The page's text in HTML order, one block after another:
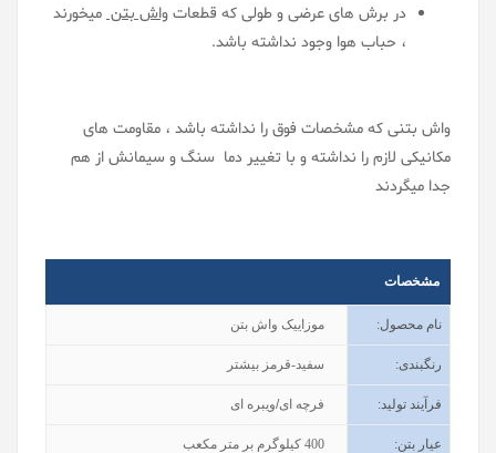
در برش های عرضی و طولی که قطعاتواش بتنمیخورند
، حباب هوا وجود نداشته باشد.
واش بتنی که مشخصات فوق را نداشته باشد ، مقاومت های
مکانیکی لازم را نداشته و با تغییر دما سنگ و سیمانش از هم
جدا میگردند
مشخصات
نام محصول: موزاییک واش بتن
رنگبندی: سفید-قرمز بیشتر
فرآیند تولید: فرچه ای/ویبره ای
عیار بتن:
400 کیلوگرم بر متر مکعب